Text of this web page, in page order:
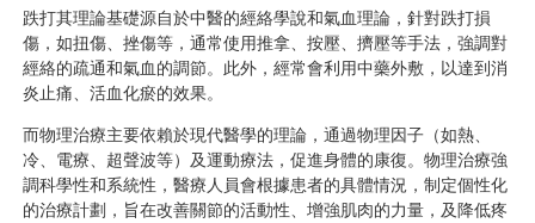
跌打其理論基礎源自於中醫的經絡學說和氣血理論，針對跌打損
傷，如扭傷、挫傷等，通常使用推拿、按壓、擠壓等手法，強調對
經絡的疏通和氣血的調節。此外，經常會利用中藥外敷，以達到消
炎止痛、活血化瘀的效果。
而物理治療主要依賴於現代醫學的理論，通過物理因子（如熱、
冷、電療、超聲波等）及運動療法，促進身體的康復。物理治療強
調科學性和系統性，醫療人員會根據患者的具體情況，制定個性化
的治療計劃，旨在改善關節的活動性、增強肌肉的力量，及降低疼